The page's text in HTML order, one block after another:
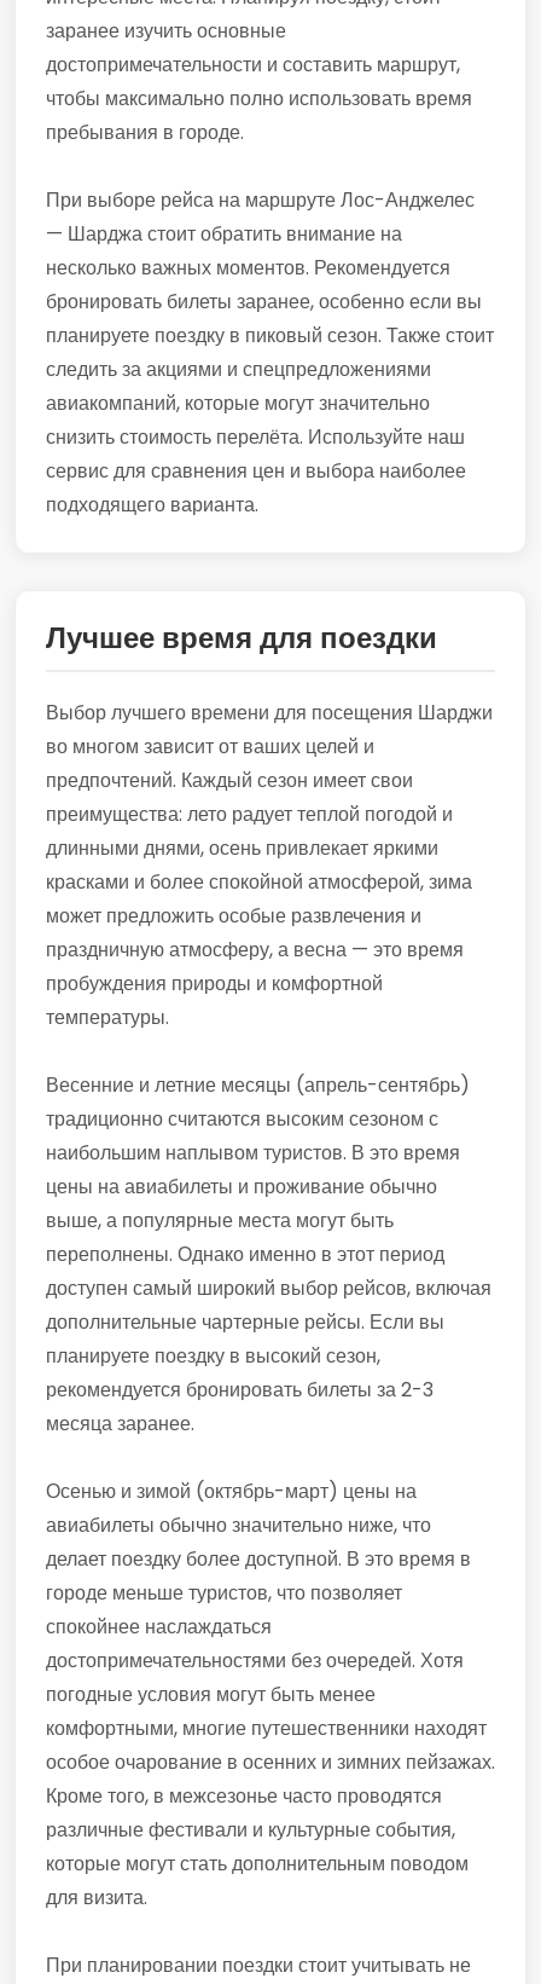
заранее изучить основные
достопримечательности и составить маршрут,
чтобы максимально полно использовать время
пребывания в городе.
При выборе рейса на маршруте Лос-Анджелес
— Шарджа стоит обратить внимание на
несколько важных моментов. Рекомендуется
бронировать билеты заранее, особенно если вы
планируете поездку в пиковый сезон. Также стоит
следить за акциями и спецпредложениями
авиакомпаний, которые могут значительно
снизить стоимость перелёта. Используйте наш
сервис для сравнения цен и выбора наиболее
подходящего варианта.
Лучшее время для поездки
Выбор лучшего времени для посещения Шарджи
во многом зависит от ваших целей и
предпочтений. Каждый сезон имеет свои
преимущества: лето радует теплой погодой и
длинными днями, осень привлекает яркими
красками и более спокойной атмосферой, зима
может предложить особые развлечения и
праздничную атмосферу, а весна — это время
пробуждения природы и комфортной
температуры.
Весенние и летние месяцы (апрель-сентябрь)
традиционно считаются высоким сезоном с
наибольшим наплывом туристов. В это время
цены на авиабилеты и проживание обычно
выше, а популярные места могут быть
переполнены. Однако именно в этот период
доступен самый широкий выбор рейсов, включая
дополнительные чартерные рейсы. Если вы
планируете поездку в высокий сезон,
рекомендуется бронировать билеты за 2-3
месяца заранее.
Осенью и зимой (октябрь-март) цены на
авиабилеты обычно значительно ниже, что
делает поездку более доступной. В это время в
городе меньше туристов, что позволяет
спокойнее наслаждаться
достопримечательностями без очередей. Хотя
погодные условия могут быть менее
комфортными, многие путешественники находят
особое очарование в осенних и зимних пейзажах.
Кроме того, в межсезонье часто проводятся
различные фестивали и культурные события,
которые могут стать дополнительным поводом
для визита.
При планировании поездки стоит учитывать не